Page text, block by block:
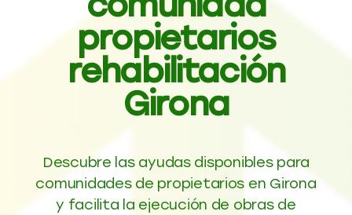
propietarios
rehabilitación
Girona
Descubre las ayudas disponibles para
comunidades de propietarios en Girona
y facilita la ejecución de obras de